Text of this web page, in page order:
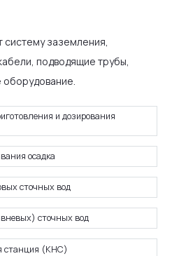
систему заземления,
подводящие трубы,
и дозирования
осадка
сточных вод
сточных вод
станция (КНС)